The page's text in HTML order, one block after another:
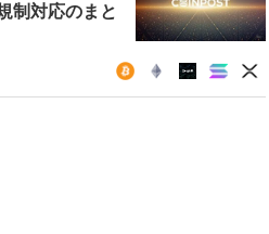
制対応のまと